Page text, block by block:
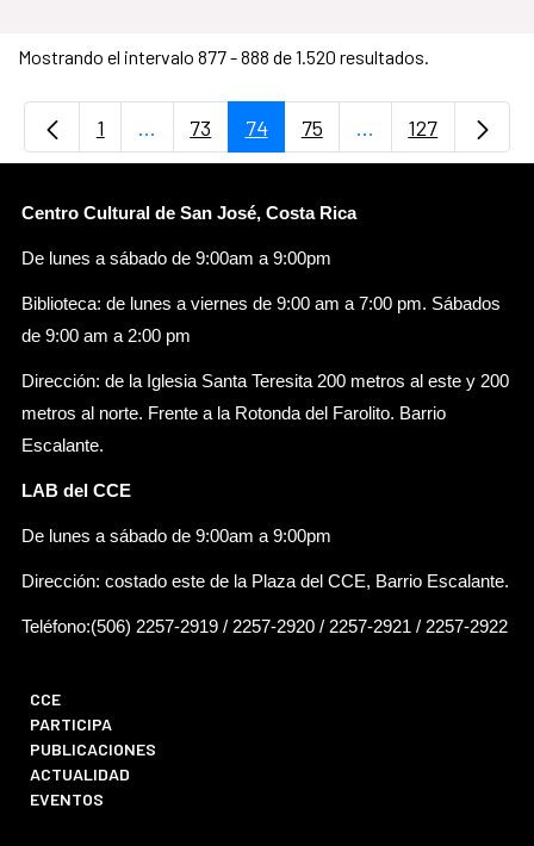
Mostrando el intervalo 877 - 888 de 1.520 resultados.
Página
1 ...Páginas intermedias Use TAB para
Página
73 Página
74 Página
75 ...PáginasPágina
127
Centro Cultural de San José, Costa Rica
De lunes a sábado de 9:00am a 9:00pm
Biblioteca: de lunes a viernes de 9:00 am a 7:00 pm. Sábados
de 9:00 am a 2:00 pm
Dirección: de la Iglesia Santa Teresita 200 metros al este y 200
metros al norte. Frente a la Rotonda del Farolito. Barrio
Escalante.
LAB del CCE
De lunes a sábado de 9:00am a 9:00pm
Dirección: costado este de la Plaza del CCE, Barrio Escalante.
Teléfono:(506) 2257-2919 / 2257-2920 / 2257-2921 / 2257-2922
CCE
PARTICIPA
PUBLICACIONES
ACTUALIDAD
EVENTOS